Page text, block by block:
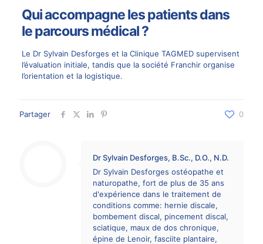
Qui accompagne les patients dans
le parcours médical ?
Le Dr Sylvain Desforges et la Clinique TAGMED supervisent
l’évaluation initiale, tandis que la société Franchir organise
l’orientation et la logistique.
Partager 0
Dr Sylvain Desforges, B.Sc., D.O., N.D.
Dr Sylvain Desforges ostéopathe et
naturopathe, fort de plus de 35 ans
d'expérience dans le traitement de
conditions comme: hernie discale,
bombement discal, pincement discal,
sciatique, maux de dos chronique,
épine de Lenoir, fasciite plantaire,